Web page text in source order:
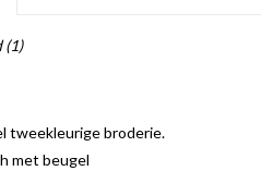
(1)
tweekleurige broderie.
met beugel